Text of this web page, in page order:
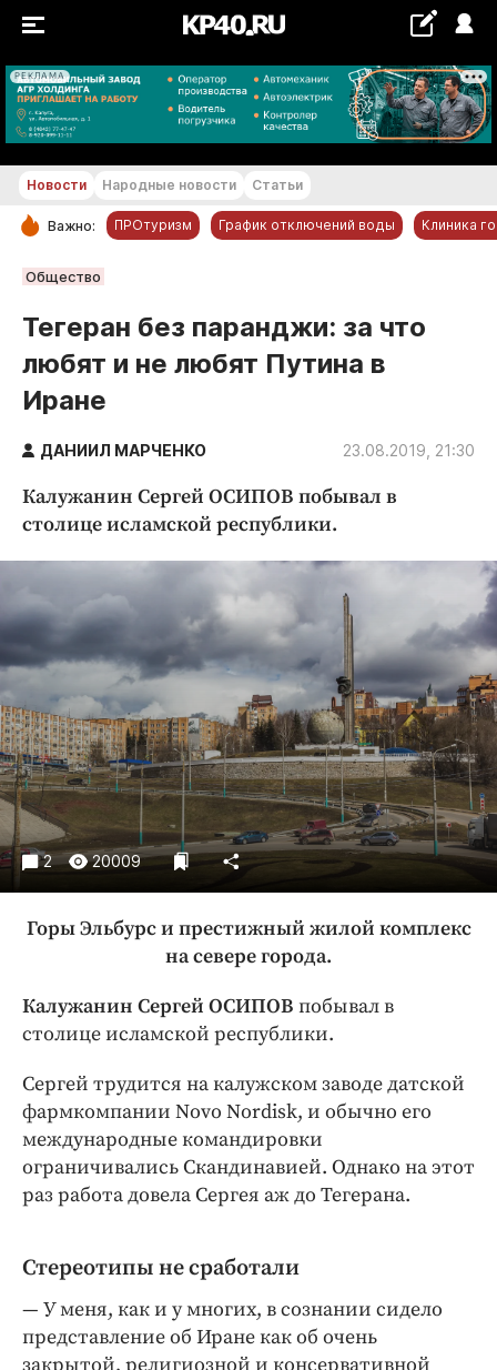
РЕКЛАМА
+22...+23 °С
РУБРИКИ
Обнинск
Новости компаний
Статьи
Народные новости
Авто и транспорт
Криминал
Недвижимость и ЖКХ
Образование
Общество
Погода
Праздники
Происшествия
Спорт
Экономика и бизнес
ПРОЕКТЫ
Издания
Медиаперсона
Интересное чтиво
Клиника года
Работодатель года
Новости Народные новости Статьи
Важно: ПРОтуризм График отключений воды Клиника
Общество
Тегеран без паранджи: за что
любят и не любят Путина в
Иране
ДАНИИЛ МАРЧЕНКО 23.08.2019, 21:30
Калужанин Сергей ОСИПОВ побывал в
столице исламской республики.
2 20009
Горы Эльбурс и престижный жилой комплекс
на севере города.
Калужанин Сергей ОСИПОВ побывал в
столице исламской республики.
Сергей трудится на калужском заводе датской
фармкомпании Novo Nordisk, и обычно его
международные командировки
ограничивались Скандинавией. Однако на этот
раз работа довела Сергея аж до Тегерана.
Стереотипы не сработали
— У меня, как и у многих, в сознании сидело
представление об Иране как об очень
закрытой, религиозной и консервативной